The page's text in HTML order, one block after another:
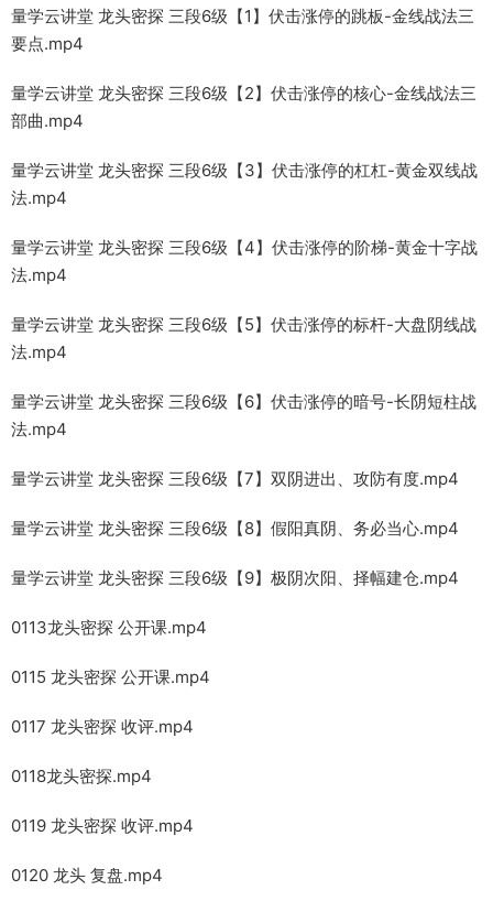
量学云讲堂 龙头密探 三段6级【1】伏击涨停的跳板-金线战法三
要点.mp4
量学云讲堂 龙头密探 三段6级【2】伏击涨停的核心-金线战法三
部曲.mp4
量学云讲堂 龙头密探 三段6级【3】伏击涨停的杠杠-黄金双线战
法.mp4
量学云讲堂 龙头密探 三段6级【4】伏击涨停的阶梯-黄金十字战
法.mp4
量学云讲堂 龙头密探 三段6级【5】伏击涨停的标杆-大盘阴线战
法.mp4
量学云讲堂 龙头密探 三段6级【6】伏击涨停的暗号-长阴短柱战
法.mp4
量学云讲堂 龙头密探 三段6级【7】双阴进出、攻防有度.mp4
量学云讲堂 龙头密探 三段6级【8】假阳真阴、务必当心.mp4
量学云讲堂 龙头密探 三段6级【9】极阴次阳、择幅建仓.mp4
0113龙头密探 公开课.mp4
0115 龙头密探 公开课.mp4
0117 龙头密探 收评.mp4
0118龙头密探.mp4
0119 龙头密探 收评.mp4
0120 龙头 复盘.mp4